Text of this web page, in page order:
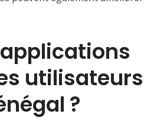
utilisateurs
?